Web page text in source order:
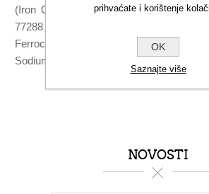
(Iron Oxide)Ci 77499 (Iron Oxide)Ci
77288 (chromium oxide
Ferrocyanide)Ci 77742 (Manganese
Sodium BorosilicateTin Oxide* (1) iz
NOVOSTI
prihvaćate i korištenje
OK
Saznajte više